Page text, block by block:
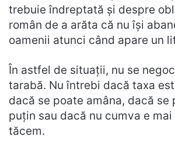
trebuie îndreptată și despre
român de a arăta că nu își
oamenii atunci când apare un
În astfel de situații, nu se
tarabă. Nu întrebi dacă taxa
dacă se poate amâna, dacă se
puțin sau dacă nu cumva e
tăcem.